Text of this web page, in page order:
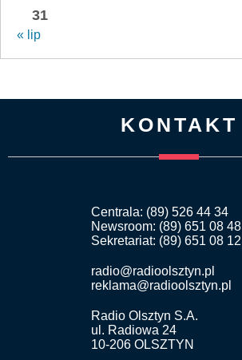
31
« lip
KONTAKT
Centrala: (89) 526 44 34
Newsroom: (89) 651 08 48
Sekretariat: (89) 651 08 12
radio@radioolsztyn.pl
reklama@radioolsztyn.pl
Radio Olsztyn S.A.
ul. Radiowa 24
10-206 OLSZTYN